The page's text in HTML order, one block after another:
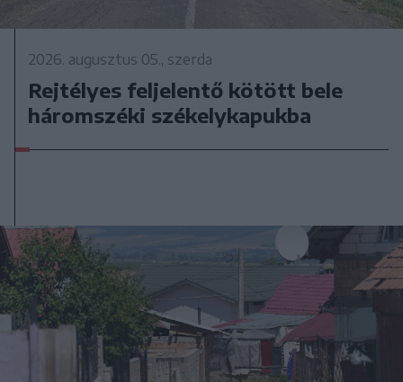
2026. augusztus 05., szerda
Rejtélyes feljelentő kötött bele
háromszéki székelykapukba